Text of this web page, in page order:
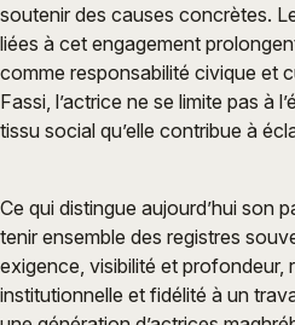
soutenir des causes concrètes.
liées à cet engagement
comme responsabilité civique et
Fassi, l’actrice ne se limite pas à
tissu social qu’elle contribue à
Ce qui distingue aujourd’hui son
tenir ensemble des registres
exigence, visibilité et profondeur,
institutionnelle et fidélité à un